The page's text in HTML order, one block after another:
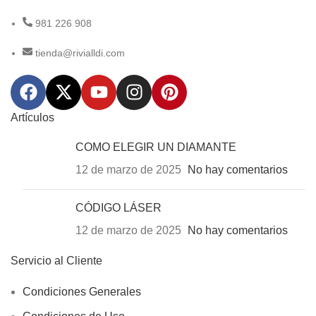
981 226 908
tienda@rivialldi.com
Artículos
COMO ELEGIR UN DIAMANTE
12 de marzo de 2025
No hay comentarios
CÓDIGO LÁSER
12 de marzo de 2025
No hay comentarios
Servicio al Cliente
Condiciones Generales